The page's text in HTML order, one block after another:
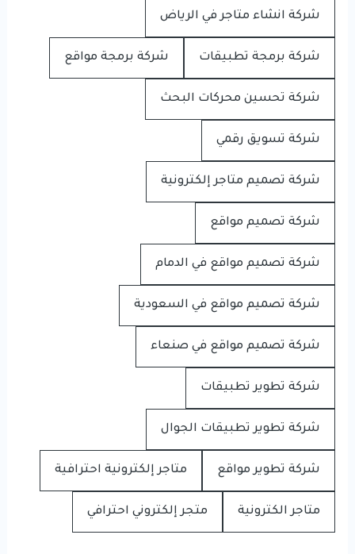
شركة انشاء متاجر في الرياض
شركة برمجة تطبيقات شركة برمجة مواقع
شركة تحسين محركات البحث
شركة تسويق رقمي
شركة تصميم متاجر إلكترونية
شركة تصميم مواقع
شركة تصميم مواقع في الدمام
شركة تصميم مواقع في السعودية
شركة تصميم مواقع في صنعاء
شركة تطوير تطبيقات
شركة تطوير تطبيقات الجوال
شركة تطوير مواقع متاجر إلكترونية احترافية
متاجر الكترونية متجر إلكتروني احترافي